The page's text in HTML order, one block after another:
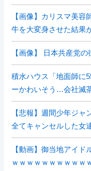
【画像】カリスマ美
牛を大変身させた結果
【画像】 日本共産党
積水ハウス「地面師に
ーかわいそう…会社滅
【悲報】週間少年ジ
全てキャンセルした女
【動画】御当地アイ
ｗｗｗｗｗｗｗｗｗｗ